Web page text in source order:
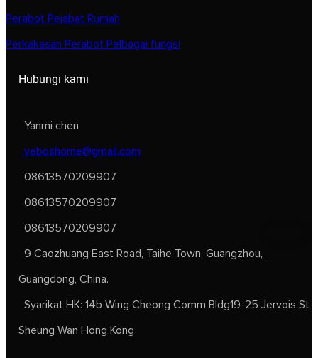
Perabot Pejabat Rumah
Perkakasan Perabot Pelbagai fungsi
Hubungi kami
Yanmi chen
veboshome@gmail.com
08613570209907
08613570209907
08613570209907
9 Caozhuang East Road, Taihe Town, Guangzhou,
Guangdong, China.
Syarikat HK: 14b Wing Cheong Comm Bldg19-25 Jervois St
Sheung Wan Hong Kong